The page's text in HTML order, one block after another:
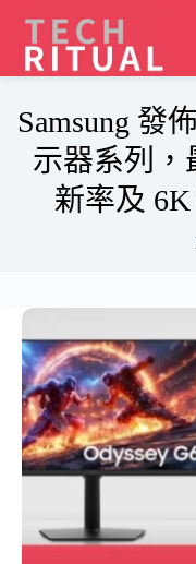
content
Samsung 發
示器系列，
新率及